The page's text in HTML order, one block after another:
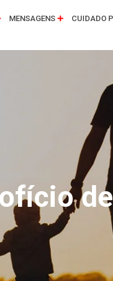
MENSAGENS CUIDADO